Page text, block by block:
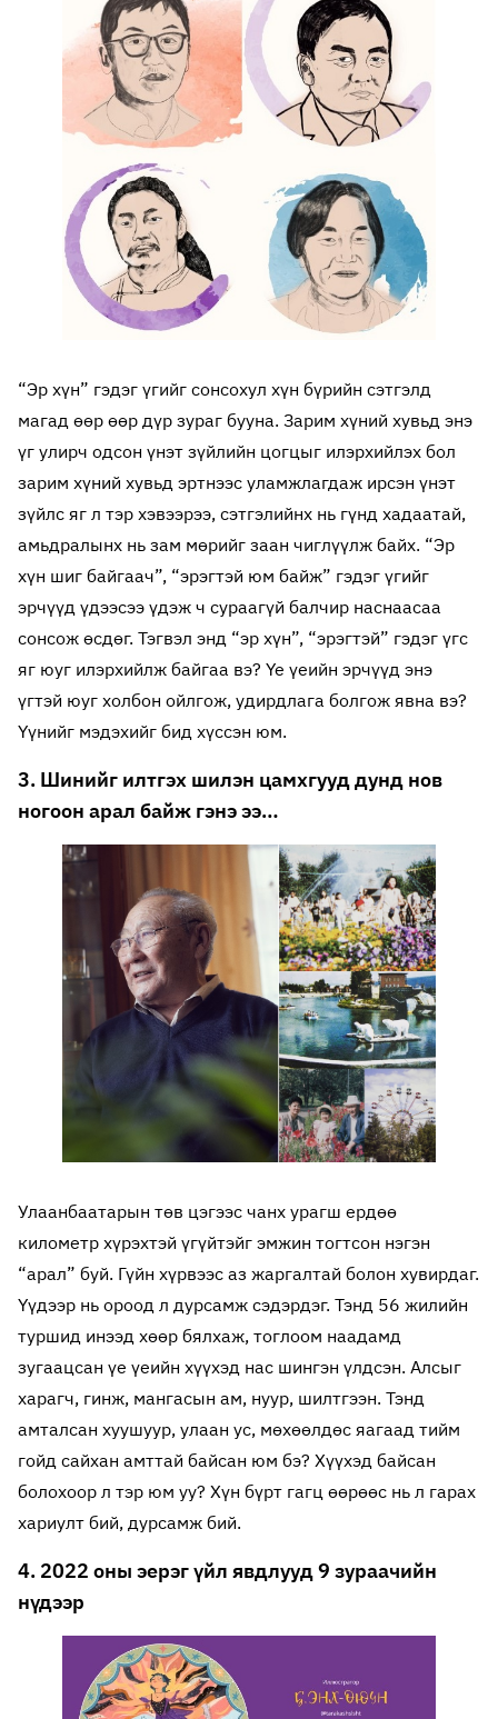
“Эр хүн” гэдэг үгийг сонсохул хүн бүрийн сэтгэлд
магад өөр өөр дүр зураг бууна. Зарим хүний хувьд энэ
үг улирч одсон үнэт зүйлийн цогцыг илэрхийлэх бол
зарим хүний хувьд эртнээс уламжлагдаж ирсэн үнэт
зүйлс яг л тэр хэвээрээ, сэтгэлийнх нь гүнд хадаатай,
амьдралынх нь зам мөрийг заан чиглүүлж байх. “Эр
хүн шиг байгаач”, “эрэгтэй юм байж” гэдэг үгийг
эрчүүд үдээсээ үдэж ч сураагүй балчир наснаасаа
сонсож өсдөг. Тэгвэл энд “эр хүн”, “эрэгтэй” гэдэг үгс
яг юуг илэрхийлж байгаа вэ? Үе үеийн эрчүүд энэ
үгтэй юуг холбон ойлгож, удирдлага болгож явна вэ?
Үүнийг мэдэхийг бид хүссэн юм.
3. Шинийг илтгэх шилэн цамхгууд дунд нов
ногоон арал байж гэнэ ээ…
Улаанбаатарын төв цэгээс чанх урагш ердөө
километр хүрэхтэй үгүйтэйг эмжин тогтсон нэгэн
“арал” буй. Гүйн хүрвээс аз жаргалтай болон хувирдаг.
Үүдээр нь ороод л дурсамж сэдэрдэг. Тэнд 56 жилийн
туршид инээд хөөр бялхаж, тоглоом наадамд
зугаацсан үе үеийн хүүхэд нас шингэн үлдсэн. Алсыг
харагч, гинж, мангасын ам, нуур, шилтгээн. Тэнд
амталсан хуушуур, улаан ус, мөхөөлдөс яагаад тийм
гойд сайхан амттай байсан юм бэ? Хүүхэд байсан
болохоор л тэр юм уу? Хүн бүрт гагц өөрөөс нь л гарах
хариулт бий, дурсамж бий.
4. 2022 оны эерэг үйл явдлууд 9 зураачийн
нүдээр